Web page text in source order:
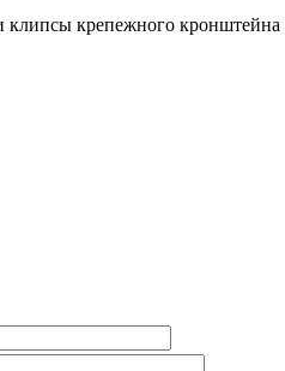
клипсы крепежного кронштейна